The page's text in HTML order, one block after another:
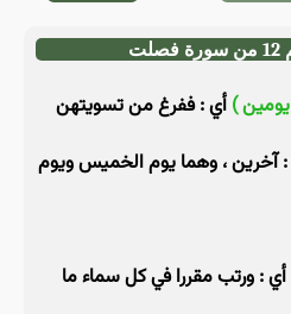
)أي : ففرغ من تسويتهن
، وهما يوم الخميس ويوم
أي : ورتب مقررا في كل سماء ما